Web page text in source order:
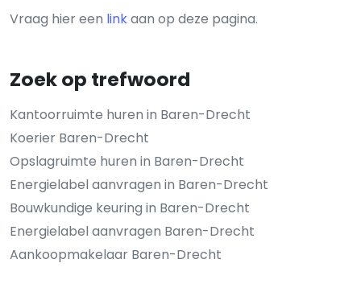
Vraag hier een linkaan op deze pagina.
Zoek op trefwoord
Kantoorruimte huren in Baren-Drecht
Koerier Baren-Drecht
Opslagruimte huren in Baren-Drecht
Energielabel aanvragen in Baren-Drecht
Bouwkundige keuring in Baren-Drecht
Energielabel aanvragen Baren-Drecht
Aankoopmakelaar Baren-Drecht